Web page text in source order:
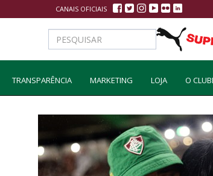
CANAIS OFICIAIS
TRANSPARÊNCIA MARKETING LOJA O